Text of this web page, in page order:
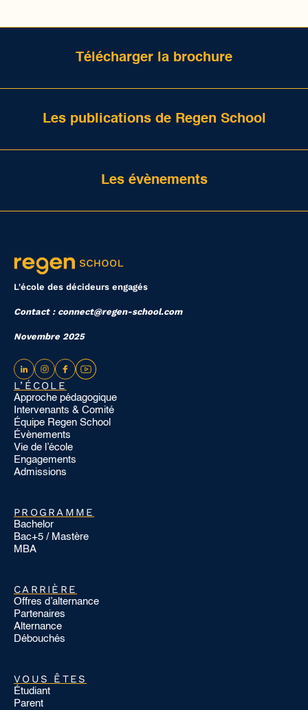
Télécharger la brochure
Les publications de Regen School
Les évènements
L'école des décideurs engagés
Contact : connect@regen-school.com
Novembre 2025
L’ÉCOLE
Approche pédagogique
Intervenants & Comité
Équipe Regen School
Évènements
Vie de l’école
Engagements
Admissions
PROGRAMME
Bachelor
Bac+5 / Mastère
MBA
CARRIÈRE
Offres d’alternance
Partenaires
Alternance
Débouchés
VOUS ÊTES
Étudiant
Parent